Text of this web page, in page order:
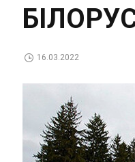
16.03.2022